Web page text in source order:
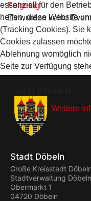
Folgetag
Es wurden keine
Stadt Döbeln
Große Kreisstadt Döbeln
Stadtverwaltung Döbeln
Obermarkt 1
04720 Döbeln
essenziell für den
helfen, diese Website
(Tracking Cookies). Sie
Cookies zulassen
Ablehnung womöglich
Seite zur Verfügung
Weitere